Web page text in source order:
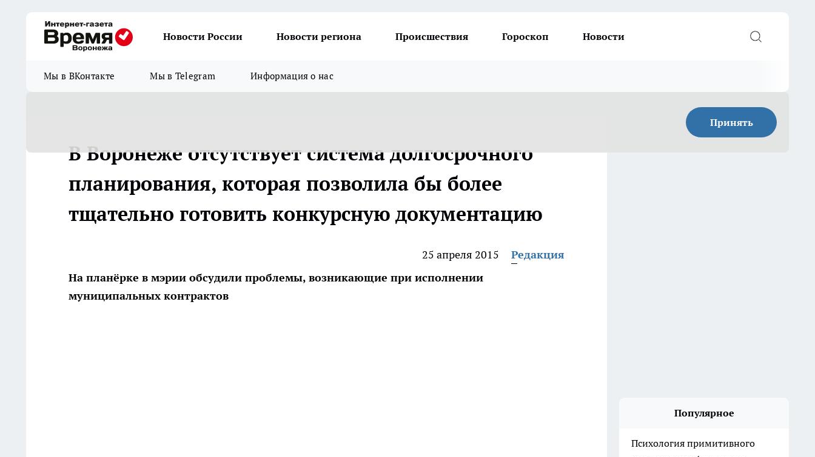
Новости России Новости региона Происшествия Гороскоп Новости
Мы в ВКонтакте Мы в Telegram Информация о нас
Принять
В Воронеже отсутствует система долгосрочного
планирования, которая позволила бы более
тщательно готовить конкурсную документацию
25 апреля 2015
Редакция
На планёрке в мэрии обсудили проблемы, возникающие при исполнении
муниципальных контрактов
Популярное
Психология примитивного